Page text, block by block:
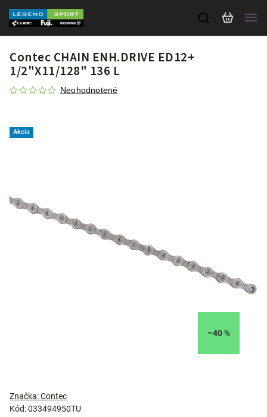
Contec CHAIN ENH.DRIVE ED12+
1/2"X11/128" 136 L
Neohodnotené
Akcia
–40 %
Kód:033494950TU
Značka:Contec